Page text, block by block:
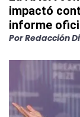
impactó
informe
PorRedacción